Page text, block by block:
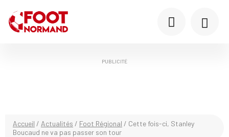
PUBLICITÉ
Accueil / Actualités / Foot Régional / Cette fois-ci, Stanley
Boucaud ne va pas passer son tour